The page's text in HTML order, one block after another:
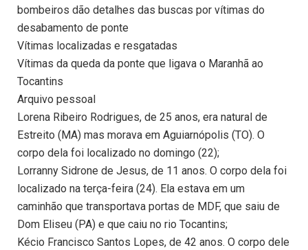
bombeiros dão detalhes das buscas por vítimas do
desabamento de ponte
Vítimas localizadas e resgatadas
Vítimas da queda da ponte que ligava o Maranhã ao
Tocantins
Arquivo pessoal
Lorena Ribeiro Rodrigues, de 25 anos, era natural de
Estreito (MA) mas morava em Aguiarnópolis (TO). O
corpo dela foi localizado no domingo (22);
Lorranny Sidrone de Jesus, de 11 anos. O corpo dela foi
localizado na terça-feira (24). Ela estava em um
caminhão que transportava portas de MDF, que saiu de
Dom Eliseu (PA) e que caiu no rio Tocantins;
Kécio Francisco Santos Lopes, de 42 anos. O corpo dele